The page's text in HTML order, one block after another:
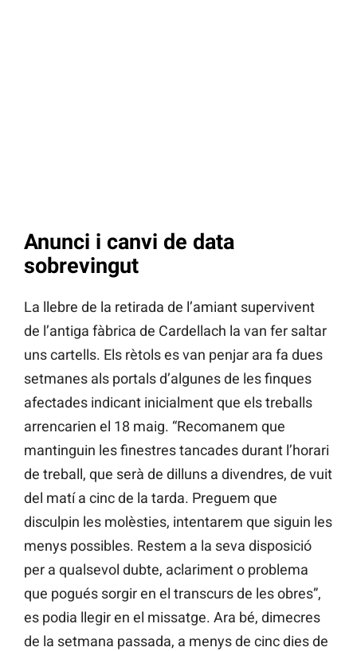
Anunci i canvi de data
sobrevingut
La llebre de la retirada de l’amiant supervivent
de l’antiga fàbrica de Cardellach la van fer saltar
uns cartells. Els rètols es van penjar ara fa dues
setmanes als portals d’algunes de les finques
afectades indicant inicialment que els treballs
arrencarien el 18 maig. “Recomanem que
mantinguin les finestres tancades durant l’horari
de treball, que serà de dilluns a divendres, de vuit
del matí a cinc de la tarda. Preguem que
disculpin les molèsties, intentarem que siguin les
menys possibles. Restem a la seva disposició
per a qualsevol dubte, aclariment o problema
que pogués sorgir en el transcurs de les obres”,
es podia llegir en el missatge. Ara bé, dimecres
de la setmana passada, a menys de cinc dies de